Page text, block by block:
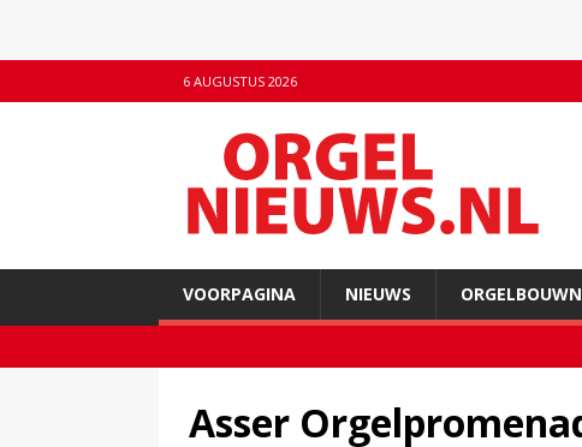
6 AUGUSTUS 2026
VOORPAGINA NIEUWS
Asser